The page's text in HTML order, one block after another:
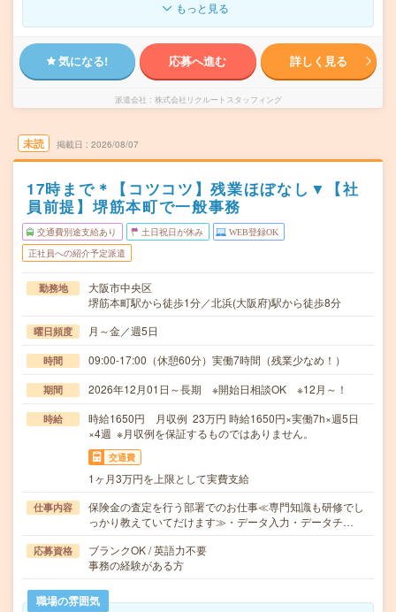
もっと見る
気になる! 応募へ進む 詳しく見る
派遣会社 株式会社リクルートスタッフィング
未読 掲載日 2026/08/07
17時まで＊【コツコツ】残業ほぼなし▼【社
員前提】堺筋本町で一般事務
交通費別途支給あり 土日祝日が休み WEB登録OK
正社員への紹介予定派遣
勤務地
大阪市中央区
堺筋本町駅から徒歩1分／北浜(大阪府)駅から徒歩8分
曜日頻度 月～金／週5日
時間 09:00-17:00（休憩60分）実働7時間（残業少なめ！）
期間 2026年12月01日～長期 ※開始日相談OK ※12月～！
時給
時給1650円 月収例 23万円 時給1650円×実働7h×週5日
×4週 ※月収例を保証するものではありません。
交通費
1ヶ月3万円を上限として実費支給
仕事内容
保険金の査定を行う部署でのお仕事≪専門知識も研修でし
っかり教えていてだけます≫・データ入力・データチ…
応募資格
ブランクOK / 英語力不要
事務の経験がある方
職場の雰囲気